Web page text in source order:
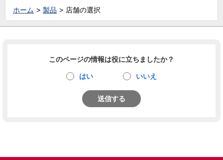
ホーム 製品 店舗の選択
このページの情報は役に立ちましたか？
はい いいえ
送信する